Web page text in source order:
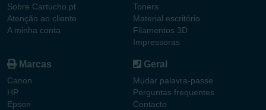
Sobre Cartucho.pt
Atenção ao cliente
A minha conta
Toners
Material escritório
Filamentos 3D
Impressoras
Marcas
Canon
HP
Epson
Geral
Mudar palavra-passe
Perguntas frequentes
Contacto